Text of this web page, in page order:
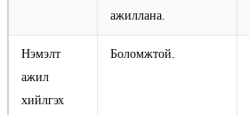
ажиллана.
Нэмэлт
ажил
хийлгэх
Боломжтой.